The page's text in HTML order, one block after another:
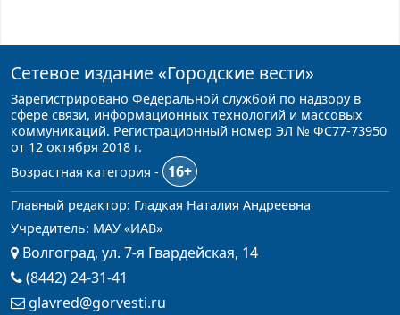
Сетевое издание «Городские вести»
Зарегистрировано Федеральной службой по надзору в
сфере связи, информационных технологий и массовых
коммуникаций. Регистрационный номер ЭЛ № ФС77-73950
от 12 октября 2018 г.
Возрастная категория -
16+
Главный редактор: Гладкая Наталия Андреевна
Учредитель: МАУ «ИАВ»
Волгоград, ул. 7-я Гвардейская, 14
(8442) 24-31-41
glavred@gorvesti.ru